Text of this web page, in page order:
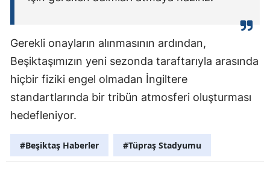
Gerekli onayların alınmasının ardından,
Beşiktaşımızın yeni sezonda taraftarıyla arasında
hiçbir fiziki engel olmadan İngiltere
standartlarında bir tribün atmosferi oluşturması
hedefleniyor.
#Beşiktaş Haberler #Tüpraş Stadyumu